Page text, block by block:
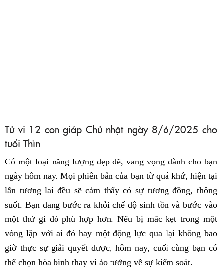
Tử vi 12 con giáp Chủ nhật ngày 8/6/2025 cho
tuổi Thìn
Có một loại năng lượng đẹp đẽ, vang vọng dành cho bạn
ngày hôm nay. Mọi phiên bản của bạn từ quá khứ, hiện tại
lẫn tương lai đều sẽ cảm thấy có sự tương đồng, thông
suốt. Bạn đang bước ra khỏi chế độ sinh tồn và bước vào
một thứ gì đó phù hợp hơn. Nếu bị mắc kẹt trong một
vòng lặp với ai đó hay một động lực qua lại không bao
giờ thực sự giải quyết được, hôm nay, cuối cùng bạn có
thể chọn hòa bình thay vì ảo tưởng về sự kiểm soát.